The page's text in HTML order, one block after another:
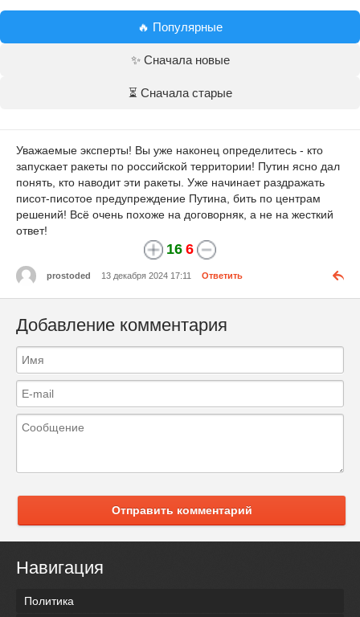
🔥 Популярные
✨ Сначала новые
⏳ Сначала старые
Уважаемые эксперты! Вы уже наконец определитесь - кто
запускает ракеты по российской территории! Путин ясно дал
понять, кто наводит эти ракеты. Уже начинает раздражать
писот-писотое предупреждение Путина, бить по центрам
решений! Всё очень похоже на договорняк, а не на жесткий
ответ!
16 6
prostoded 13 декабря 2024 17:11 Ответить
Добавление комментария
Отправить комментарий
Навигация
Политика